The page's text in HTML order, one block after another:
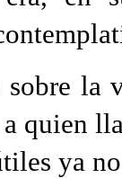
la
quien
ya